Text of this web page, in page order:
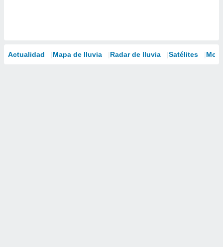
Actualidad Mapa de lluvia Radar de lluvia Satélites